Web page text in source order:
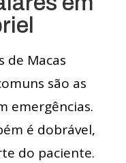
de Macas
são as
emergências.
é dobrável,
do paciente.